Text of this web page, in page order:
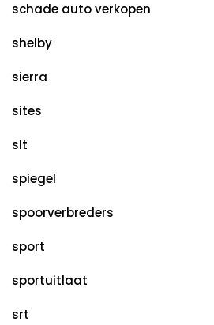
schade auto verkopen
shelby
sierra
sites
slt
spiegel
spoorverbreders
sport
sportuitlaat
srt